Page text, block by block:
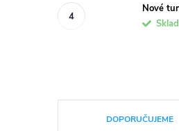
Nové
DOPORUČUJEME